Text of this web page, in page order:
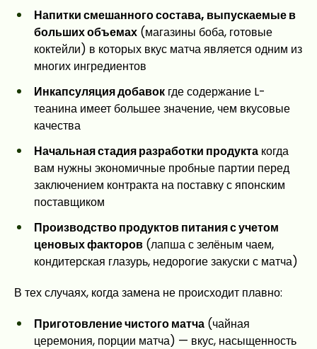
Напитки смешанного состава, выпускаемые в
больших объемах (магазины боба, готовые
коктейли) в которых вкус матча является одним из
многих ингредиентов
Инкапсуляция добавок где содержание L-
теанина имеет большее значение, чем вкусовые
качества
Начальная стадия разработки продукта когда
вам нужны экономичные пробные партии перед
заключением контракта на поставку с японским
поставщиком
Производство продуктов питания с учетом
ценовых факторов (лапша с зелёным чаем,
кондитерская глазурь, недорогие закуски с матча)
В тех случаях, когда замена не происходит плавно:
Приготовление чистого матча (чайная
церемония, порции матча) — вкус, насыщенность